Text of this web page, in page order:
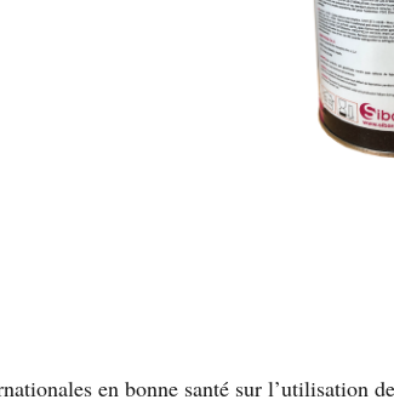
en bonne santé sur l’utilisation